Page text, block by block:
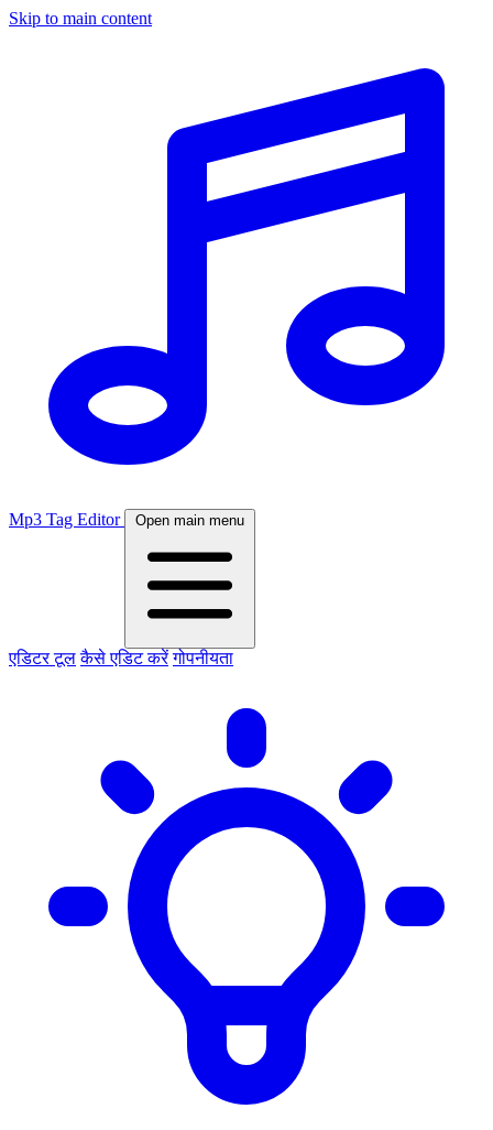
Skip to main content
Mp3 Tag Editor Open main menu
एडिटरटूल कैसे एडिट करें गोपनीयता